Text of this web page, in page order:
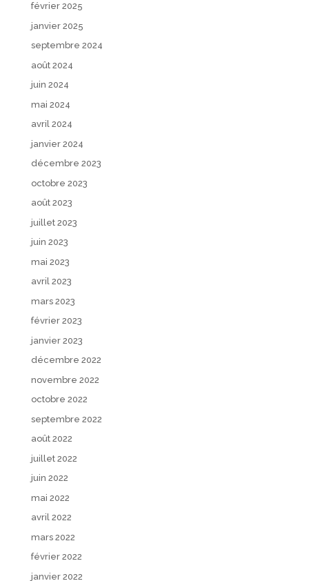
février 2025
janvier 2025
septembre 2024
août 2024
juin 2024
mai 2024
avril 2024
janvier 2024
décembre 2023
octobre 2023
août 2023
juillet 2023
juin 2023
mai 2023
avril 2023
mars 2023
février 2023
janvier 2023
décembre 2022
novembre 2022
octobre 2022
septembre 2022
août 2022
juillet 2022
juin 2022
mai 2022
avril 2022
mars 2022
février 2022
janvier 2022